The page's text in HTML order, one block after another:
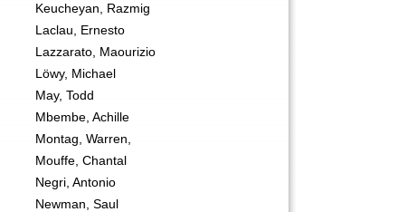
Keucheyan, Razmig
Laclau, Ernesto
Lazzarato, Maourizio
Löwy, Michael
May, Todd
Mbembe, Achille
Montag, Warren,
Mouffe, Chantal
Negri, Antonio
Newman, Saul